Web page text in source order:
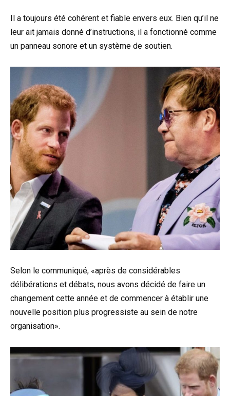
Il a toujours été cohérent et fiable envers eux. Bien qu’il ne
leur ait jamais donné d’instructions, il a fonctionné comme
un panneau sonore et un système de soutien.
Selon le communiqué, «après de considérables
délibérations et débats, nous avons décidé de faire un
changement cette année et de commencer à établir une
nouvelle position plus progressiste au sein de notre
organisation».